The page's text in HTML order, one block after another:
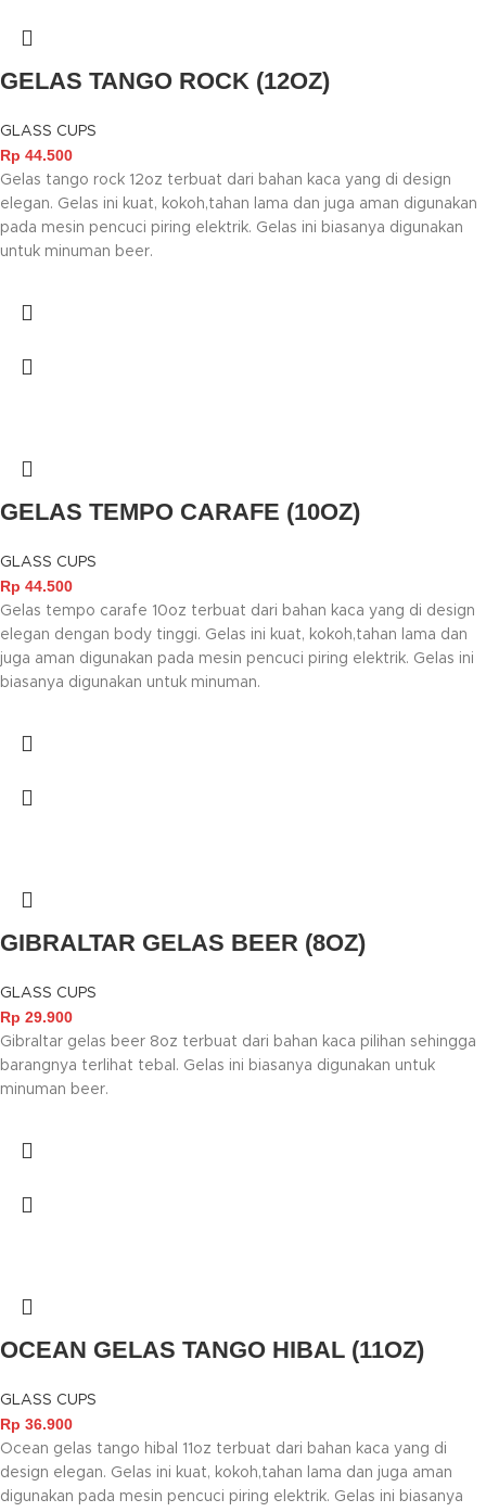
GELAS TANGO ROCK (12OZ)
GLASS CUPS
Rp 44.500
Gelas tango rock 12oz terbuat dari bahan kaca yang di design
elegan. Gelas ini kuat, kokoh,tahan lama dan juga aman digunakan
pada mesin pencuci piring elektrik. Gelas ini biasanya digunakan
untuk minuman beer.
GELAS TEMPO CARAFE (10OZ)
GLASS CUPS
Rp 44.500
Gelas tempo carafe 10oz terbuat dari bahan kaca yang di design
elegan dengan body tinggi. Gelas ini kuat, kokoh,tahan lama dan
juga aman digunakan pada mesin pencuci piring elektrik. Gelas ini
biasanya digunakan untuk minuman.
GIBRALTAR GELAS BEER (8OZ)
GLASS CUPS
Rp 29.900
Gibraltar gelas beer 8oz terbuat dari bahan kaca pilihan sehingga
barangnya terlihat tebal. Gelas ini biasanya digunakan untuk
minuman beer.
OCEAN GELAS TANGO HIBAL (11OZ)
GLASS CUPS
Rp 36.900
Ocean gelas tango hibal 11oz terbuat dari bahan kaca yang di
design elegan. Gelas ini kuat, kokoh,tahan lama dan juga aman
digunakan pada mesin pencuci piring elektrik. Gelas ini biasanya